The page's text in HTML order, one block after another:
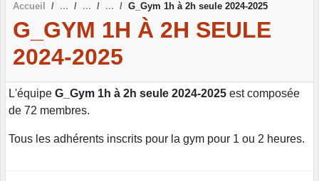
Accueil G_Gym 1h à 2h seule 2024-2025
G_GYM 1H À 2H SEULE
2024-2025
L'équipe G_Gym 1h à 2h seule 2024-2025 est composée
de 72 membres.
Tous les adhérents inscrits pour la gym pour 1 ou 2 heures.